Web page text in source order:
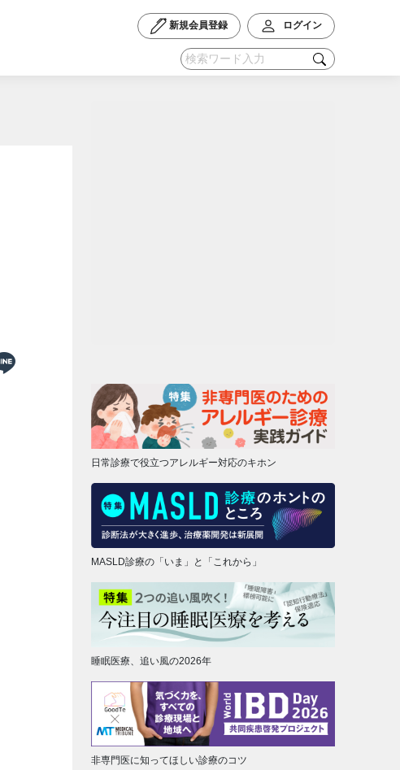
新規会員登録 ログイン
日常診療で役立つアレルギー対応のキホン
MASLD診療の「いま」と「これから」
睡眠医療、追い風の2026年
非専門医に知ってほしい診療のコツ